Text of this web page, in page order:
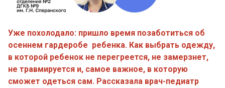
Уже похолодало: пришло время позаботиться об
осеннем гардеробе ребенка. Как выбрать одежду,
в которой ребенок не перегреется, не замерзнет,
не травмируется и, самое важное, в которую
сможет одеться сам. Рассказала врач-педиатр